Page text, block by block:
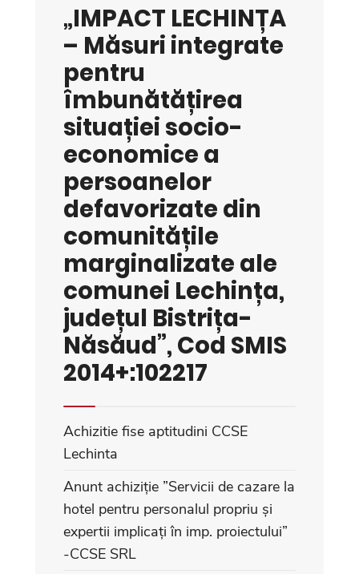
„IMPACT LECHINȚA
– Măsuri integrate
pentru
îmbunătățirea
situației socio-
economice a
persoanelor
defavorizate din
comunitățile
marginalizate ale
comunei Lechința,
județul Bistrița-
Năsăud”, Cod SMIS
2014+:102217
Achizitie fise aptitudini CCSE
Lechinta
Anunt achiziție ”Servicii de cazare la
hotel pentru personalul propriu și
expertii implicați în imp. proiectului”
-CCSE SRL